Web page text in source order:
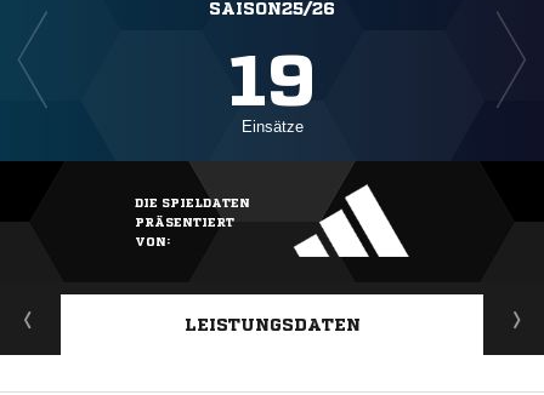
SAISON25/26
19
Einsätze
DIE SPIELDATEN
PRÄSENTIERT
VON:
LEISTUNGSDATEN